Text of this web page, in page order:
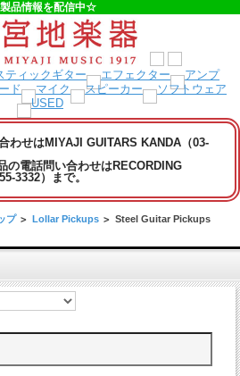
品情報を配信中☆
わせはMIYAJI GUITARS KANDA（03-
の電話問い合わせはRECORDING
3332）まで。
プ > Lollar Pickups > Steel Guitar Pickups